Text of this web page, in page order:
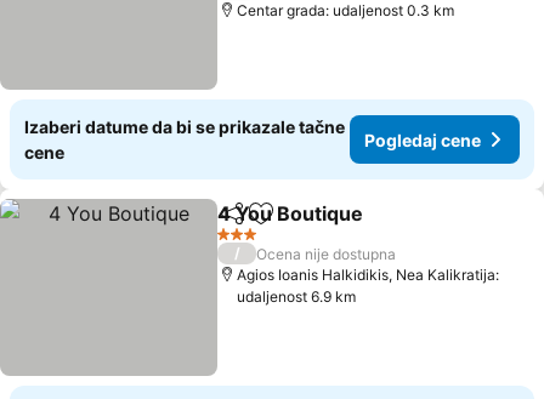
Centar grada: udaljenost 0.3 km
Izaberi datume da bi se prikazale tačne
cene
Pogledaj cene
Deli Dodati u favorite
4 You Boutique
3 Zvezdice
/
Ocena nije dostupna
Agios Ioanis Halkidikis, Nea Kalikratija:
udaljenost 6.9 km